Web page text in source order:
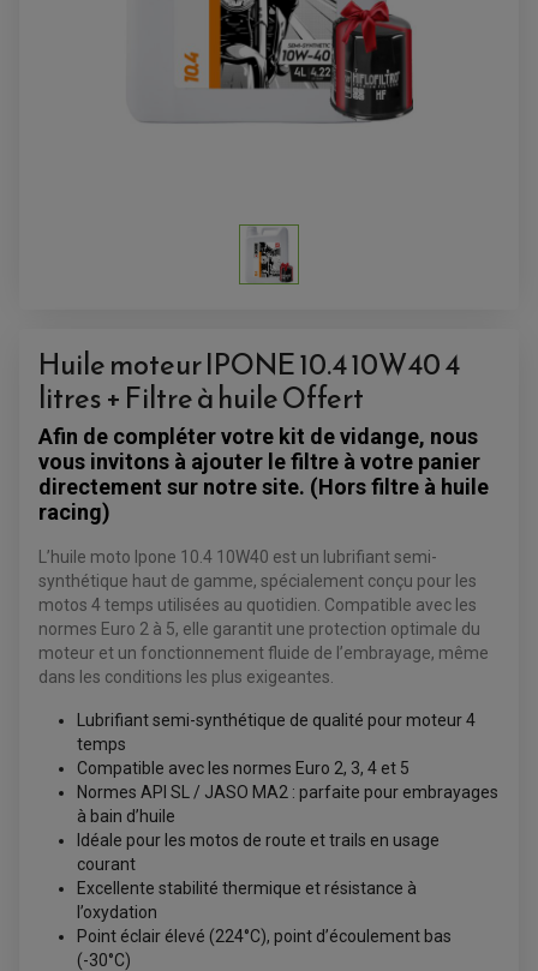
ANTIVOL-ALARME
ACCESSOIRES QUAD
ACCESSOIRES ANODISES POUR QUAD
BOUCHON DE RÉSERVOIR QUAD
GUIDON QUAD
KIT DÉCO QUAD / SSV
KIT POIGNÉE DE GAZ QUAD
POIGNÉE QUAD
PROTÈGE-MAINS
PONTETS / REHAUSSES DE GUIDON
REPOSE PIED QUAD
Huile moteur IPONE 10.4 10W40 4
litres + Filtre à huile Offert
Afin de compléter votre kit de vidange, nous
vous invitons à ajouter le filtre à votre panier
directement sur notre site. (Hors filtre à huile
racing)
L’huile moto Ipone 10.4 10W40 est un lubrifiant semi-
synthétique haut de gamme, spécialement conçu pour les
motos 4 temps utilisées au quotidien. Compatible avec les
normes Euro 2 à 5, elle garantit une protection optimale du
moteur et un fonctionnement fluide de l’embrayage, même
dans les conditions les plus exigeantes.
Lubrifiant semi-synthétique de qualité pour moteur 4
temps
Compatible avec les normes Euro 2, 3, 4 et 5
Normes API SL / JASO MA2 : parfaite pour embrayages
à bain d’huile
Idéale pour les motos de route et trails en usage
courant
Excellente stabilité thermique et résistance à
l’oxydation
Point éclair élevé (224°C), point d’écoulement bas
(-30°C)